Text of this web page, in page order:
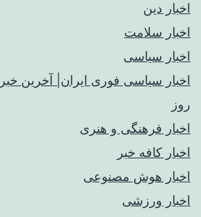
اخبار دین
اخبار سلامت
اخبار سیاسی
اخبار سیاسی فوری ایران| آخرین
روز
اخبار فرهنگی و هنری
اخبار کافه خبر
اخبار هوش مصنوعی
اخبار ورزشی